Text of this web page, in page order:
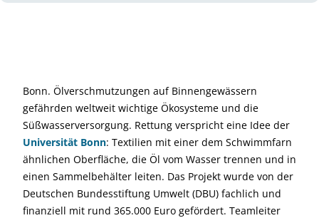
Bonn. Ölverschmutzungen auf Binnengewässern
gefährden weltweit wichtige Ökosysteme und die
Süßwasserversorgung. Rettung verspricht eine Idee der
Universität Bonn: Textilien mit einer dem Schwimmfarn
ähnlichen Oberfläche, die Öl vom Wasser trennen und in
einen Sammelbehälter leiten. Das Projekt wurde von der
Deutschen Bundesstiftung Umwelt (DBU) fachlich und
finanziell mit rund 365.000 Euro gefördert. Teamleiter